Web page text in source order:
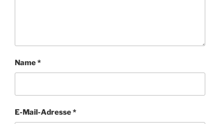
Name*
E-Mail-Adresse*